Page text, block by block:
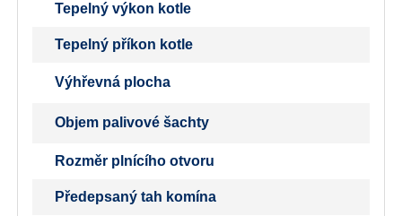
Tepelný výkon kotle
Tepelný příkon kotle
Výhřevná plocha
Objem palivové šachty
Rozměr plnícího otvoru
Předepsaný tah komína